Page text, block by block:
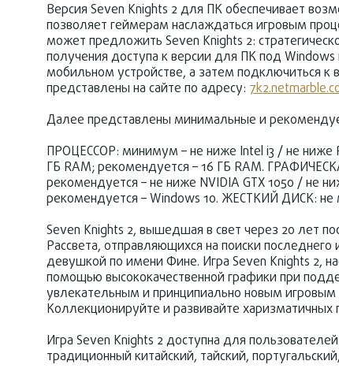
Версия Seven Knights 2 для ПК обеспечивает
позволяет геймерам наслаждаться игровым
может предложить Seven Knights 2:
получения доступа к версии для ПК под Windows
мобильном устройстве, а затем подключиться
представлены на сайте по адресу:
Далее представлены минимальные и
ПРОЦЕССОР: минимум – не ниже Intel i3 / не ниже
ГБ RAM; рекомендуется – 16 ГБ RAM.
рекомендуется – не ниже NVIDIA GTX 1050 /
рекомендуется – Windows 10. ЖЕСТКИЙ ДИСК: не
Seven Knights 2, вышедшая в свет через 20 лет
Рассвета, отправляющихся на поиски
девушкой по имени Фине. Игра Seven Knights 2,
помощью высококачественной графики при
увлекательным и принципиально новым игровым
Коллекционируйте и развивайте
Игра Seven Knights 2 доступна для
традиционный китайский, тайский,